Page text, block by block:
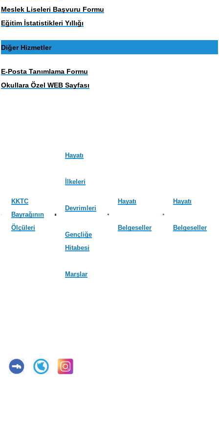
Meslek Liseleri Başvuru Formu
Eğitim İstatistikleri Yıllığı
Diğer Hizmetler
E-Posta Tanımlama Formu
Okullara Özel WEB Sayfası
KKTC
Bayrağının
Ölçüleri
Hayatı
İlkeleri
Devrimleri
Gençliğe
Hitabesi
Marşlar
Hayatı
Belgeseller
Hayatı
Belgeseller